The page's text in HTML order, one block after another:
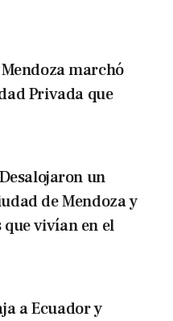
Mendoza marchó
Privada que
Desalojaron un
de Mendoza y
vivían en el
a Ecuador y